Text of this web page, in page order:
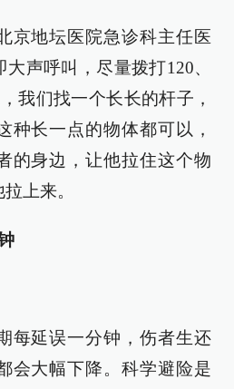
京地坛医院急诊科主任医
声呼叫，尽量拨打120、
我们找一个长长的杆子，
种长一点的物体都可以，
的身边，让他拉住这个物
上来。
每延误一分钟，伤者生还
会大幅下降。科学避险是